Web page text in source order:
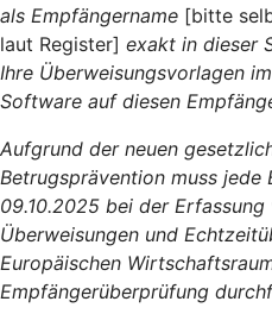
als Empfängername [bitte
laut Register] exakt in dieser
Ihre Überweisungsvorlagen
Software auf diesen
Aufgrund der neuen
Betrugsprävention muss jede
09.10.2025 bei der
Überweisungen und
Europäischen
Empfängerüberprüfung